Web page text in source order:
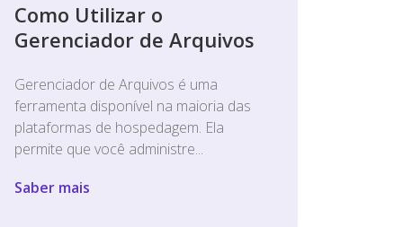
Como Utilizar o
Gerenciador de Arquivos
Gerenciador de Arquivos é uma
ferramenta disponível na maioria das
plataformas de hospedagem. Ela
permite que você administre...
Saber mais